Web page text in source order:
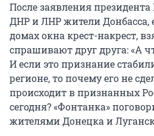
После заявления
ДНР и ЛНР жители Донбасса,
домах окна крест-накрест,
спрашивают друг друга: «А
И если это признание
регионе, то почему его не
происходит в признанных
сегодня? «Фонтанка»
жителями Донецка и